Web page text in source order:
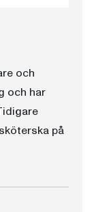
och
och har
på